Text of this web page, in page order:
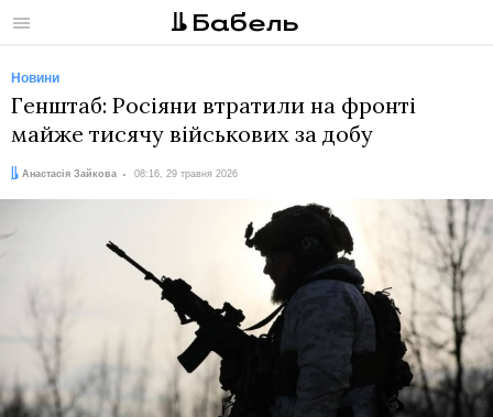
Меню
Новини
Генштаб: Росіяни втратили на фронті
майже тисячу військових за добу
Автор:
Анастасія Зайкова
Дата: 08:16, 29 травня 2026